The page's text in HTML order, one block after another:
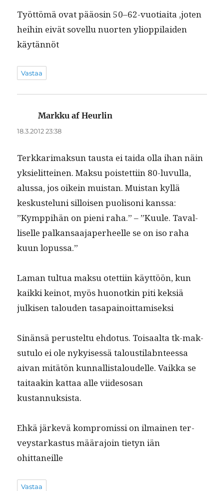
Työt­tömä ovat pääosin 50–62-vuotiaita ‚joten
hei­hin eivät sovel­lu nuorten yliop­pi­laiden
käytännöt
Vastaa
Markku af Heurlin
18.3.2012 23:38
Terkkari­mak­sun taus­ta ei tai­da olla ihan näin
yksielit­teinen. Mak­su pois­tet­ti­in 80-luvul­la,
alus­sa, jos oikein muis­tan. Muis­tan kyl­lä
keskustelu­ni sil­loisen puolisoni kanssa:
”Kymp­pi­hän on pieni raha.” – ”Kuule. Taval­
liselle palka­nsaa­japer­heelle se on iso raha
kuun lopussa.”
Laman tul­tua mak­su otet­ti­in käyt­töön, kun
kaik­ki keinot, myös huonotkin piti kek­siä
julkisen talouden tasapainoittamiseksi
Sinän­sä perustel­tu ehdo­tus. Toisaal­ta tk-mak­
su­tu­lo ei ole nykyisessä talousti­l­ab­n­teessa
aivan mitätön kun­nal­listaloudelle. Vaik­ka se
taitaakin kat­taa alle viides­osan
kustannuksista.
Ehkä järkevä kom­pro­mis­si on ilmainen ter­
veystarkas­tus määra­join tietyn iän
ohittaneille
Vastaa